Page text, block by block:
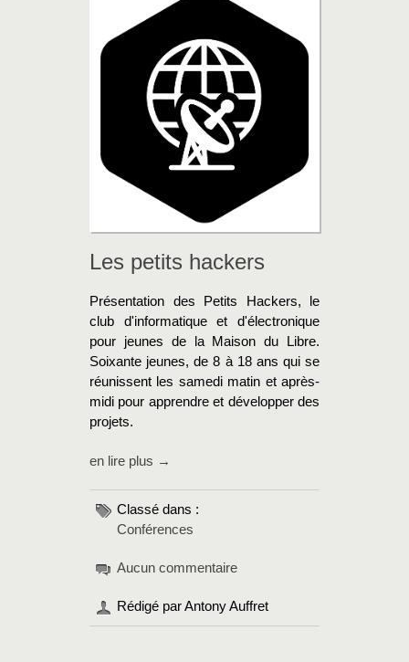
Les petits hackers
Présentation des Petits Hackers, le
club d'informatique et d'électronique
pour jeunes de la Maison du Libre.
Soixante jeunes, de 8 à 18 ans qui se
réunissent les samedi matin et après-
midi pour apprendre et développer des
projets.
en lire plus →
Classé dans :
Conférences
Aucun commentaire
Rédigé par Antony Auffret